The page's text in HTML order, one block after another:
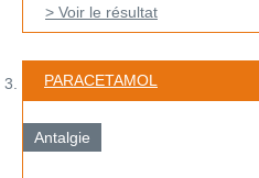
> Voir le résultat
PARACETAMOL
Antalgie